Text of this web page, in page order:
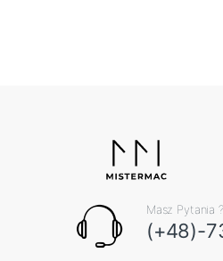
Masz Pytania
(+48)-